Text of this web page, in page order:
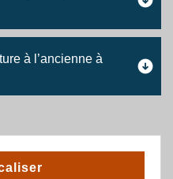
à l’ancienne à